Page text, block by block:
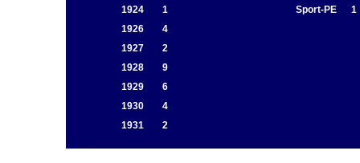
1924
1 Sport-PE
1
1926
4
1927
2
1928
9
1929
6
1930
4
1931
2